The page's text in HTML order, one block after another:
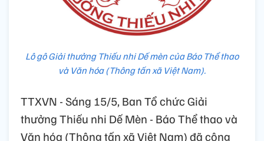
Lô gô Giải thưởng Thiếu nhi Dế mèn của Báo Thể thao
và Văn hóa (Thông tấn xã Việt Nam).
TTXVN - Sáng 15/5, Ban Tổ chức Giải
thưởng Thiếu nhi Dế Mèn - Báo Thể thao và
Văn hóa (Thông tấn xã Việt Nam) đã công